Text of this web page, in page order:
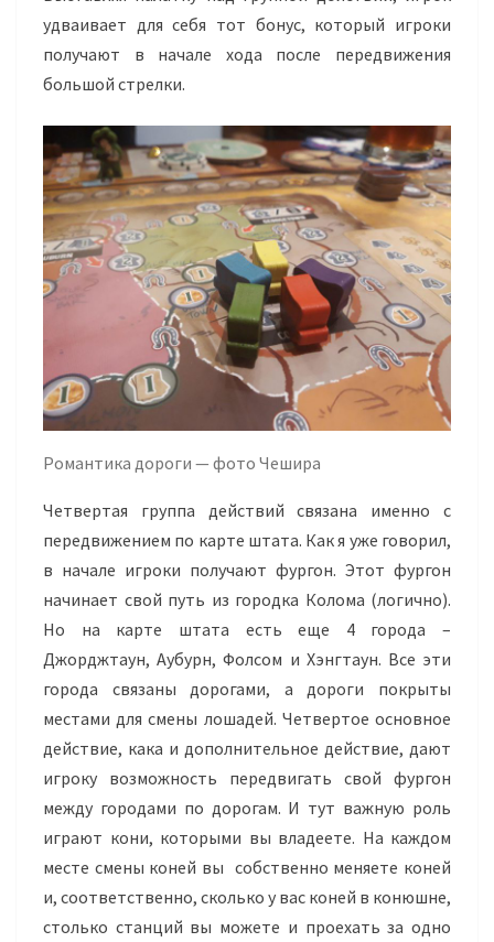
удваивает для себя тот бонус, который игроки
получают в начале хода после передвижения
большой стрелки.
Романтика дороги — фото Чешира
Четвертая группа действий связана именно с
передвижением по карте штата. Как я уже говорил,
в начале игроки получают фургон. Этот фургон
начинает свой путь из городка Колома (логично).
Но на карте штата есть еще 4 города –
Джорджтаун, Аубурн, Фолсом и Хэнгтаун. Все эти
города связаны дорогами, а дороги покрыты
местами для смены лошадей. Четвертое основное
действие, кака и дополнительное действие, дают
игроку возможность передвигать свой фургон
между городами по дорогам. И тут важную роль
играют кони, которыми вы владеете. На каждом
месте смены коней вы собственно меняете коней
и, соответственно, сколько у вас коней в конюшне,
столько станций вы можете и проехать за одно